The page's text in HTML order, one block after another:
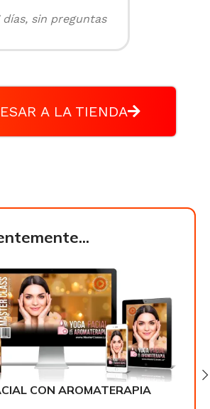
días, sin preguntas
A LA TIENDA
CON AROMATERAPIA